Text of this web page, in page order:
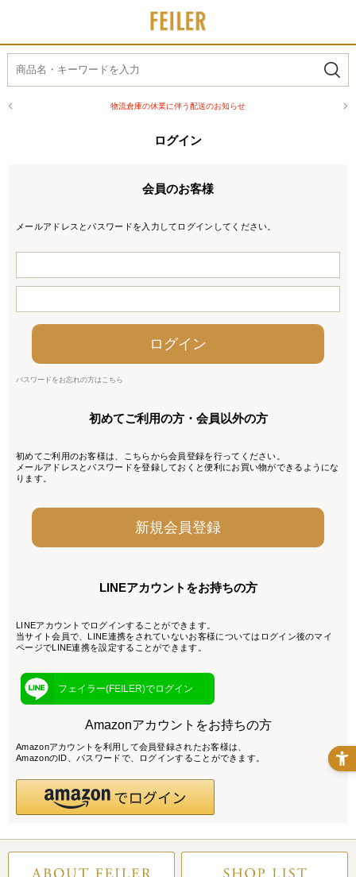
物流倉庫の休業に伴う配送のお知らせ
ログイン
会員のお客様
メールアドレスとパスワードを入力してログインしてください。
パスワードをお忘れの方はこちら
初めてご利用の方・会員以外の方
初めてご利用のお客様は、こちらから会員登録を行ってください。
メールアドレスとパスワードを登録しておくと便利にお買い物ができるようにな
ります。
LINEアカウントをお持ちの方
LINEアカウントでログインすることができます。
当サイト会員で、LINE連携をされていないお客様についてはログイン後のマイ
ページでLINE連携を設定することができます。
フェイラー(FEILER)でログイン
Amazonアカウントをお持ちの方
Amazonアカウントを利用して会員登録されたお客様は、
AmazonのID、パスワードで、ログインすることができます。